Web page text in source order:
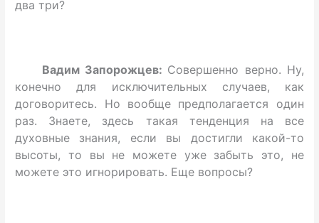
два три?
Вадим Запорожцев: Совершенно верно. Ну,
конечно для исключительных случаев, как
договоритесь. Но вообще предполагается один
раз. Знаете, здесь такая тенденция на все
духовные знания, если вы достигли какой-то
высоты, то вы не можете уже забыть это, не
можете это игнорировать. Еще вопросы?